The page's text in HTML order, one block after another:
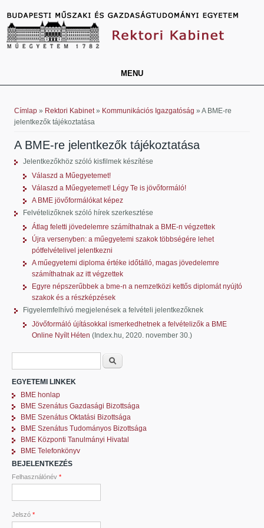
MENU
Címlap » Rektori Kabinet» Kommunikációs Igazgatóság » A BME-re
jelentkezők tájékoztatása
A BME-re jelentkezők tájékoztatása
Jelentkezőkhöz szóló kisfilmek készítése
Válaszd a Műegyetemet!
Válaszd a Műegyetemet! Légy Te is jövőformáló!
A BME jövőformálókat képez
Felvételizőknek szóló hírek szerkesztése
Átlag feletti jövedelemre számíthatnak a BME-n végzettek
Újra versenyben: a műegyetemi szakok többségére lehet
pótfelvételivel jelentkezni
A műegyetemi diploma értéke időtálló, magas jövedelemre
számíthatnak az itt végzettek
Egyre népszerűbbek a bme-n a nemzetközi kettős diplomát nyújtó
szakok és a részképzések
Figyelemfelhívó megjelenések a felvételi jelentkezőknek
Jövőformáló újításokkal ismerkedhetnek a felvételizők a BME
Online Nyílt Héten (Index.hu, 2020. november 30.)
EGYETEMI LINKEK
BME honlap
BME Szenátus Gazdasági Bizottsága
BME Szenátus Oktatási Bizottsága
BME Szenátus Tudományos Bizottsága
BME Központi Tanulmányi Hivatal
BME Telefonkönyv
BEJELENTKEZÉS
Felhasználónév *
Jelszó *